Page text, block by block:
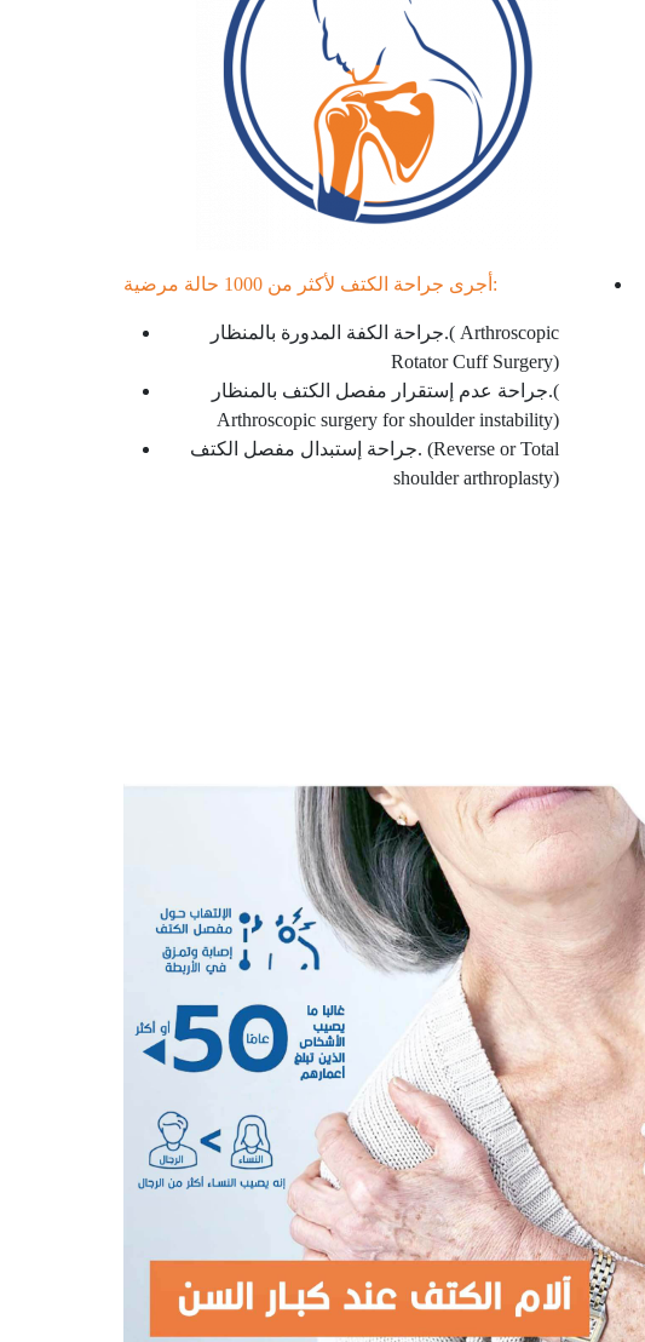
أجرى جراحة الكتف لأكثر من 1000 حالة مرضية:
جراحة الكفة المدورة بالمنظار.( Arthroscopic
Rotator Cuff Surgery)
جراحة عدم إستقرار مفصل الكتف بالمنظار.(
Arthroscopic surgery for shoulder instability)
جراحة إستبدال مفصل الكتف. (Reverse or Total
shoulder arthroplasty)